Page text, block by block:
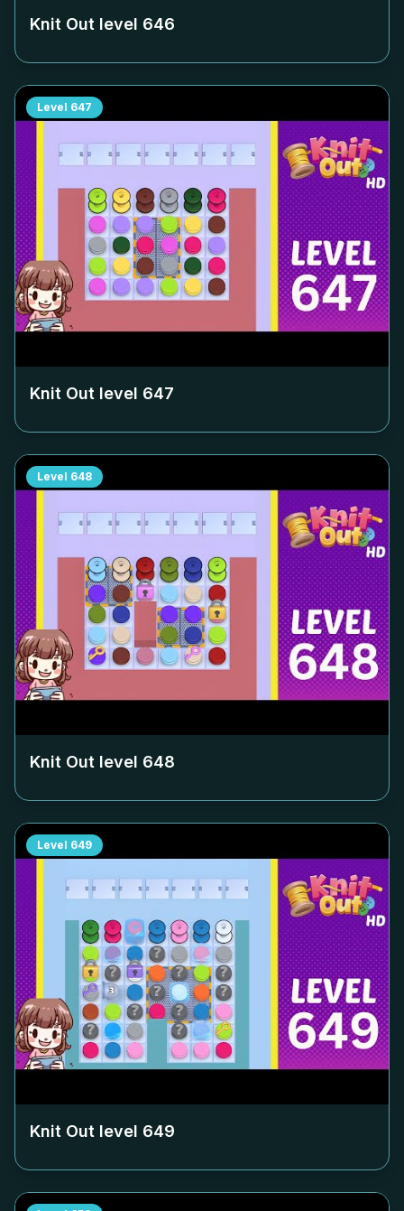
Knit Out level 646
Level 647
Knit Out level 647
Level 648
Knit Out level 648
Level 649
Knit Out level 649